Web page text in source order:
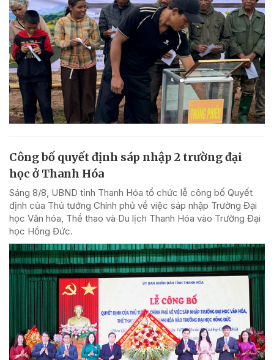
Công bố quyết định sáp nhập 2 trường đại
học ở Thanh Hóa
Sáng 8/8, UBND tỉnh Thanh Hóa tổ chức lễ công bố Quyết
định của Thủ tướng Chính phủ về việc sáp nhập Trường Đại
học Văn hóa, Thể thao và Du lịch Thanh Hóa vào Trường Đại
học Hồng Đức.